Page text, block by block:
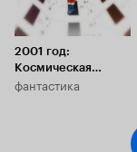
2001 год:
Космическая
одиссея
фантастика